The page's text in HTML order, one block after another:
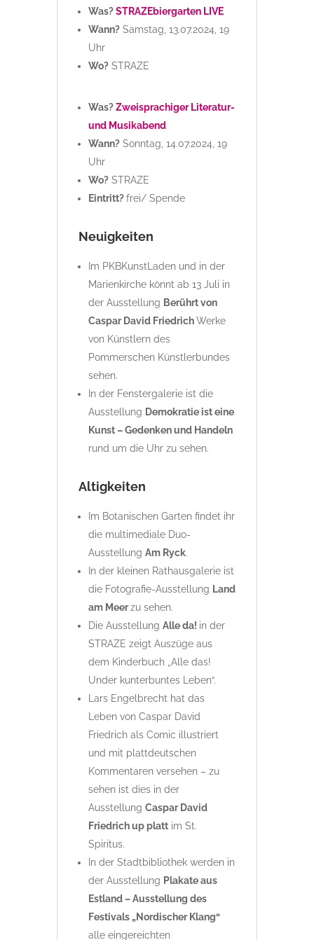
Was?STRAZEbiergarten LIVE
Wann?Samstag, 13.07.2024, 19
Uhr
Wo?STRAZE
Was?Zweisprachiger Literatur-
und Musikabend
Wann?Sonntag, 14.07.2024, 19
Uhr
Wo?STRAZE
Eintritt?frei/ Spende
Neuigkeiten
Im PKBKunstLaden und in der
Marienkirche könnt ab 13 Juli in
der Ausstellung Berührt von
Caspar David FriedrichWerke
von Künstlern des
Pommerschen Künstlerbundes
sehen.
In der Fenstergalerie ist die
Ausstellung Demokratie ist eine
Kunst – Gedenken und Handeln
rund um die Uhr zu sehen.
Altigkeiten
Im Botanischen Garten findet ihr
die multimediale Duo-
Ausstellung Am Ryck.
In der kleinen Rathausgalerie ist
die Fotografie-Ausstellung Land
am Meerzu sehen.
Die Ausstellung Alle da! in der
STRAZE zeigt Auszüge aus
dem Kinderbuch „Alle das!
Under kunterbuntes Leben“.
Lars Engelbrecht hat das
Leben von Caspar David
Friedrich als Comic illustriert
und mit plattdeutschen
Kommentaren versehen – zu
sehen ist dies in der
Ausstellung Caspar David
Friedrich up plattim St.
Spiritus.
In der Stadtbibliothek werden in
der Ausstellung Plakate aus
Estland – Ausstellung des
Festivals „Nordischer Klang“
alle eingereichten